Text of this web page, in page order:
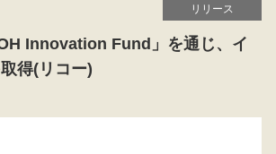
Innovation Fund」を通じ、イ
得(リコー)
リリース